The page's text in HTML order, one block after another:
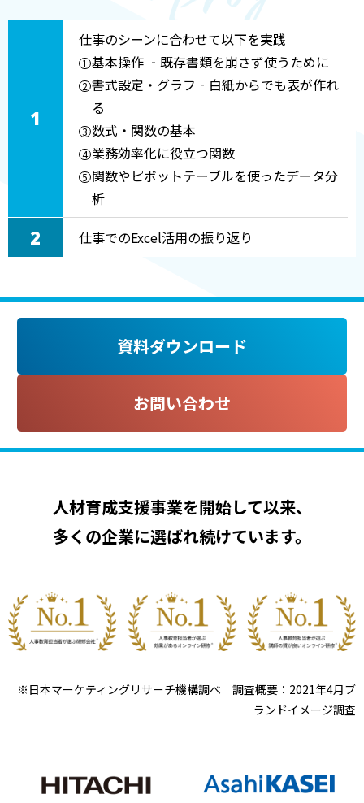
仕事のシーンに合わせて以下を実践
基本操作 ‐既存書類を崩さず使うために
書式設定・グラフ‐白紙からでも表が作れ
る
数式・関数の基本
業務効率化に役立つ関数
関数やピボットテーブルを使ったデータ分
析
仕事でのExcel活用の振り返り
資料ダウンロード
お問い合わせ
人材育成支援事業を開始して以来、
多くの企業に選ばれ続けています。
※日本マーケティングリサーチ機構調べ 調査概要：2021年4月ブ
ランドイメージ調査